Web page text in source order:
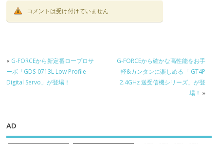
コメントは受け付けていません
« G-FORCEから新定番ロープロサ
ーボ「GDS-0713L Low Profile
Digital Servo」が登場！
G-FORCEから確かな高性能をお手
軽&カンタンに楽しめる「 GT4P
2.4GHz 送受信機シリーズ」が登
場！ »
AD